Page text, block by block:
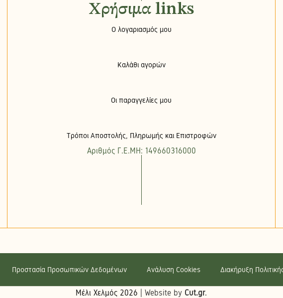
Χρήσιμα links
Ο λογαριασμός μου
Καλάθι αγορών
Οι παραγγελίες μου
Τρόποι Αποστολής, Πληρωμής και Επιστροφών
Αριθμός Γ.Ε.ΜΗ: 149660316000
Προστασία Προσωπικών Δεδομένων Ανάλυση Cookies Διακήρυξη
Μέλι Χελμός 2026 | Website by Cut.gr.